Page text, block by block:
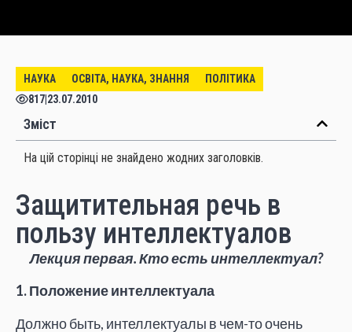
НАУКА ОСВІТА, НАУКА, ЗНАННЯ
ПОЛІТИКА
817 23.07.2010
Зміст
На цій сторінці не знайдено жодних заголовків.
Защитительная речь в
пользу интеллектуалов
Лекция первая. Кто есть интеллектуал?
1. Положение интеллектуала
Должно быть, интеллектуалы в чем-то очень